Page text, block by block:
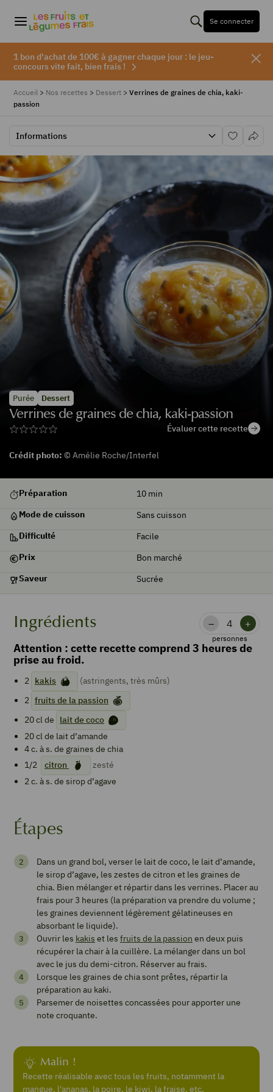
Se connecter
1 bon d'achat de 100€ à gagner chaque jour : le jeu-
concours vite fait, bien frais !
Accueil > Nos recettes > Dessert > Verrines de graines de chia, kaki-
passion
Informations
Purée Dessert
Verrines de graines de chia, kaki-passion
Évaluer cette recette
Crédit photo: © Amélie Roche/Interfel
Préparation 10 min
Mode de cuisson
Sans cuisson
Difficulté
Facile
Prix
Bon marché
Saveur
Sucrée
Étapes
Dans un grand bol, verser le lait de coco, le lait d’amande,
le sirop d’agave, les zestes de citron et les graines de
chia. Bien mélanger et répartir dans les verrines. Placer au
frais pour 3 heures (la préparation va prendre du volume ;
les graines deviennent légèrement gélatineuses en
absorbant le liquide).
Ouvrir les kakis et les fruits de la passion en deux puis
récupérer la chair à la cuillère. La mélanger dans un bol
avec le jus du demi-citron. Réserver au frais.
Lorsque les graines de chia sont prêtes, répartir la
préparation au kaki.
Parsemer de noisettes concassées pour apporter une
note croquante.
Malin !
Recette réalisable avec tous les fruits, notamment la
mangue, l'ananas, la poire, le kiwi, la fraise, etc.
Ingrédients – +
personnes
Attention : cette recette comprend 3 heures de
prise au froid.
2 kakis
(astringents, très mûrs)
2 fruits de la passion
20cl de
lait de coco
20cl de lait d’amande
4c. à s. de graines de chia
1/2
citron
zesté
2c. à s. de sirop d’agave
de
graines
de
chia,
kaki-
passion
Imprimer
Pin